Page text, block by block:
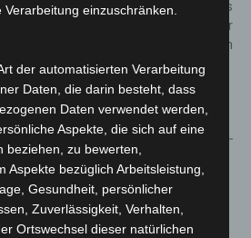
vor
Neugründung des Verbandes
der Feuerwehren der
Europäischen Union
Mehr vom Autor
Feuerwehrkräfte
nach Waldbrandeinsatz aus
zurück
Verarbeitung einzuschränken.
der automatisierten Verarbeitung
Daten, die darin besteht, dass
Daten verwendet werden,
Aspekte, die sich auf eine
beziehen, zu bewerten,
Aspekte bezüglich Arbeitsleistung,
Gesundheit, persönlicher
Zuverlässigkeit, Verhalten,
Ortswechsel dieser natürlichen